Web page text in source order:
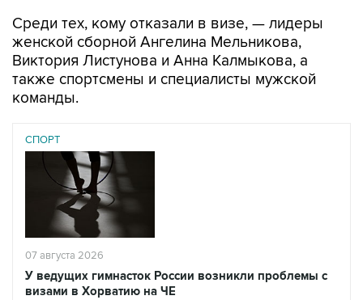
Среди тех, кому отказали в визе, — лидеры
женской сборной Ангелина Мельникова,
Виктория Листунова и Анна Калмыкова, а
также спортсмены и специалисты мужской
команды.
СПОРТ
07 августа 2026
У ведущих гимнасток России возникли проблемы с
визами в Хорватию на ЧЕ